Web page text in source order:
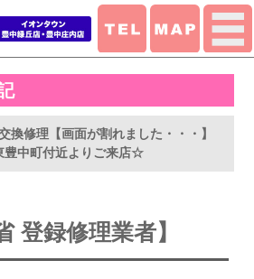
修理【画面が割れました・・・】
豊中町付近よりご来店☆
登録修理業者】